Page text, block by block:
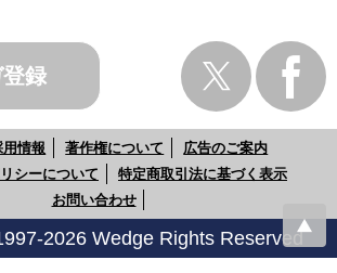
録
用情報 著作権について
広告のご案内
シーについて
特定商取引法に基づく表示
お問い合わせ
2026 Wedge Rights Reserved